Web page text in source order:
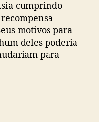
cumprindo
motivos para
deles poderia
para